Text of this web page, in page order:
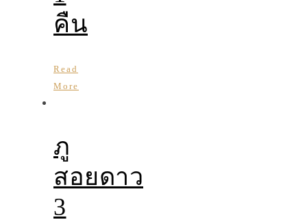
คืน
Read
More
ภู
สอยดาว
3